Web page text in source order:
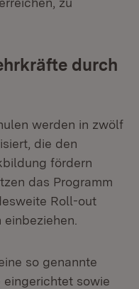
durch
werden in zwölf
die den
fördern
das Programm
Roll-out
so genannte
eingerichtet sowie